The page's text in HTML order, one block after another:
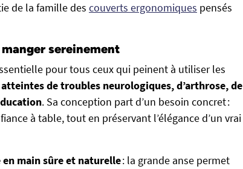
de la famille des couverts ergonomiques pensés
sereinement
pour tous ceux qui peinent à utiliser les
atteintes de troubles neurologiques, d’arthrose, de
. Sa conception part d’un besoin concret :
à table, tout en préservant l’élégance d’un vrai
main sûre et naturelle: la grande anse permet